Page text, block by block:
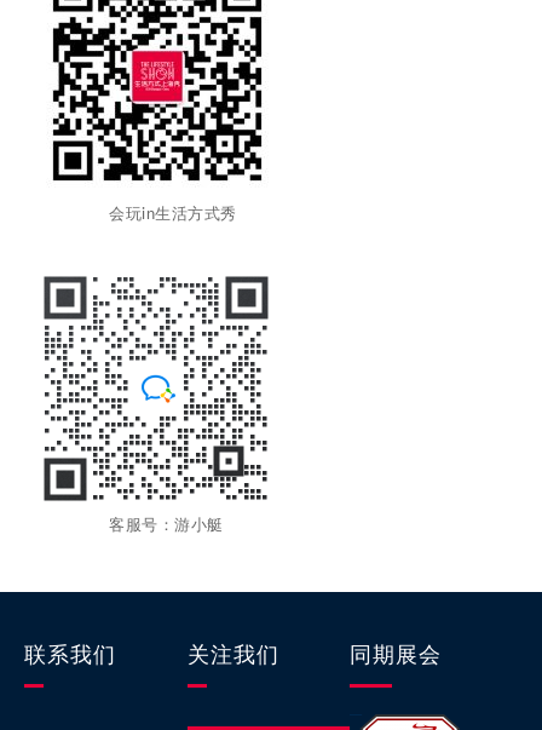
会玩in生活方式秀
客服号：游小艇
联系我们 关注我们 同期展会